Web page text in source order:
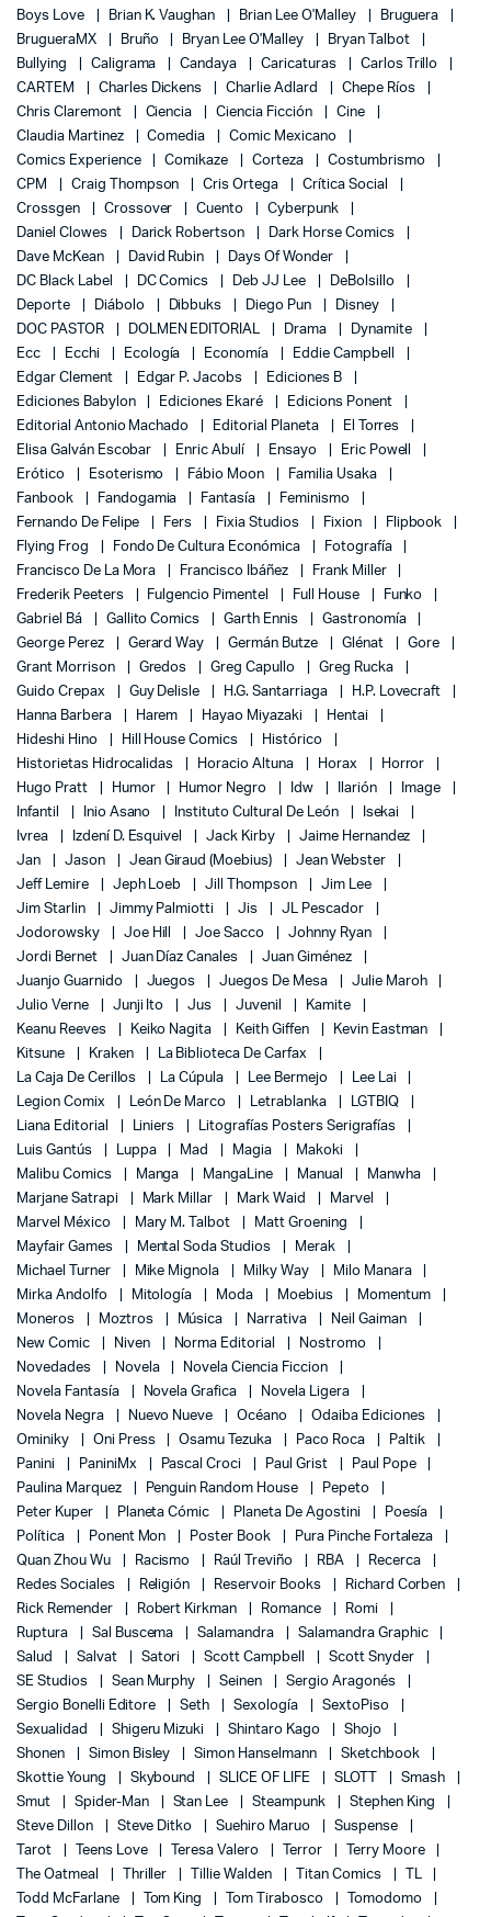
Boys Love
Brian K. Vaughan Brian Lee O'Malley
Bruguera
BrugueraMX
Bruño Bryan Lee O'Malley
Bryan Talbot
Bullying
Caligrama Candaya Caricaturas
Carlos Trillo
CARTEM
Charles Dickens Charlie Adlard
Chepe Ríos
Chris Claremont
Ciencia Ciencia Ficción
Cine
Claudia Martinez
Comedia
Comic Mexicano
Comics Experience
Comikaze Corteza
Costumbrismo
CPM
Craig Thompson Cris Ortega
Crítica Social
Crossgen
Crossover Cuento
Cyberpunk
Daniel Clowes
Darick Robertson
Dark Horse Comics
Dave McKean
David Rubin
Days Of Wonder
DC Black Label
DC Comics Deb JJ Lee
DeBolsillo
Deporte
Diábolo Dibbuks Diego Pun
Disney
DOC PASTOR
DOLMEN EDITORIAL Drama
Dynamite
Ecc
Ecchi Ecología Economía
Eddie Campbell
Edgar Clement
Edgar P. Jacobs
Ediciones B
Ediciones Babylon
Ediciones Ekaré
Edicions Ponent
Editorial Antonio Machado
Editorial Planeta
El Torres
Elisa Galván Escobar
Enric Abulí Ensayo
Eric Powell
Erótico
Esoterismo Fábio Moon
Familia Usaka
Fanbook
Fandogamia Fantasía
Feminismo
Fernando De Felipe
Fers Fixia Studios Fixion
Flipbook
Flying Frog
Fondo De Cultura Económica
Fotografía
Francisco De La Mora
Francisco Ibáñez
Frank Miller
Frederik Peeters
Fulgencio Pimentel Full House
Funko
Gabriel Bá
Gallito Comics Garth Ennis
Gastronomía
George Perez
Gerard Way Germán Butze Glénat
Gore
Grant Morrison
Gredos Greg Capullo
Greg Rucka
Guido Crepax
Guy Delisle H.G. Santarriaga
H.P. Lovecraft
Hanna Barbera
Harem Hayao Miyazaki
Hentai
Hideshi Hino
Hill House Comics
Histórico
Historietas Hidrocalidas
Horacio Altuna Horax
Horror
Hugo Pratt
Humor Humor Negro Idw Ilarión
Image
Infantil
Inio Asano Instituto Cultural De León
Isekai
Ivrea
Izdení D. Esquivel Jack Kirby
Jaime Hernandez
Jan
Jason Jean Giraud (Moebius)
Jean Webster
Jeff Lemire
Jeph Loeb Jill Thompson
Jim Lee
Jim Starlin
Jimmy Palmiotti Jis
JL Pescador
Jodorowsky
Joe Hill Joe Sacco
Johnny Ryan
Jordi Bernet
Juan Díaz Canales
Juan Giménez
Juanjo Guarnido
Juegos Juegos De Mesa
Julie Maroh
Julio Verne
Junji Ito Jus Juvenil
Kamite
Keanu Reeves
Keiko Nagita Keith Giffen
Kevin Eastman
Kitsune
Kraken
La Biblioteca De Carfax
La Caja De Cerillos
La Cúpula Lee Bermejo
Lee Lai
Legion Comix
León De Marco Letrablanka
LGTBIQ
Liana Editorial
Liniers
Litografías Posters Serigrafías
Luis Gantús
Luppa Mad Magia
Makoki
Malibu Comics
Manga MangaLine Manual
Manwha
Marjane Satrapi
Mark Millar Mark Waid
Marvel
Marvel México
Mary M. Talbot
Matt Groening
Mayfair Games
Mental Soda Studios
Merak
Michael Turner
Mike Mignola Milky Way
Milo Manara
Mirka Andolfo
Mitología Moda Moebius
Momentum
Moneros
Moztros Música Narrativa
Neil Gaiman
New Comic
Niven Norma Editorial
Nostromo
Novedades
Novela
Novela Ciencia Ficcion
Novela Fantasía
Novela Grafica
Novela Ligera
Novela Negra
Nuevo Nueve Océano
Odaiba Ediciones
Ominiky
Oni Press Osamu Tezuka Paco Roca
Paltik
Panini
PaniniMx Pascal Croci Paul Grist
Paul Pope
Paulina Marquez
Penguin Random House
Pepeto
Peter Kuper
Planeta Cómic Planeta De Agostini
Poesía
Política
Ponent Mon Poster Book
Pura Pinche Fortaleza
Quan Zhou Wu
Racismo Raúl Treviño RBA
Recerca
Redes Sociales
Religión Reservoir Books
Richard Corben
Rick Remender
Robert Kirkman Romance
Romi
Ruptura
Sal Buscema Salamandra
Salamandra Graphic
Salud
Salvat Satori Scott Campbell
Scott Snyder
SE Studios
Sean Murphy Seinen
Sergio Aragonés
Sergio Bonelli Editore
Seth Sexología
SextoPiso
Sexualidad
Shigeru Mizuki Shintaro Kago
Shojo
Shonen
Simon Bisley Simon Hanselmann
Sketchbook
Skottie Young
Skybound SLICE OF LIFE SLOTT
Smash
Smut
Spider-Man Stan Lee Steampunk
Stephen King
Steve Dillon
Steve Ditko Suehiro Maruo
Suspense
Tarot
Teens Love Teresa Valero Terror
Terry Moore
The Oatmeal
Thriller Tillie Walden Titan Comics
Todd McFarlane
Tom King Tom Tirabosco
Tomodomo